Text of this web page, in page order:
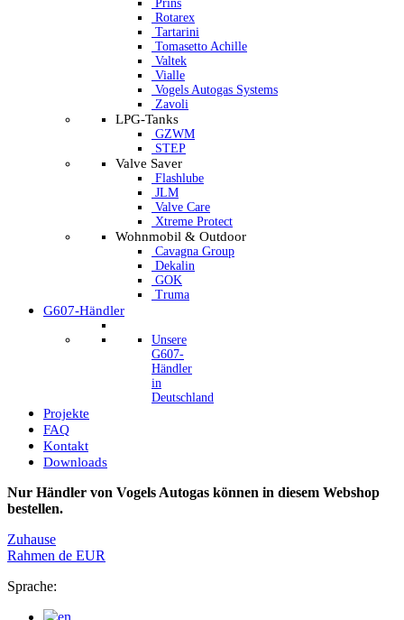
Prins
Rotarex
Tartarini
Tomasetto Achille
Valtek
Vialle
Vogels Autogas Systems
Zavoli
LPG-Tanks
GZWM
STEP
Valve Saver
Flashlube
JLM
Valve Care
Xtreme Protect
Wohnmobil & Outdoor
Cavagna Group
Dekalin
GOK
Truma
G607-Händler
Unsere
G607-
Händler
in
Deutschland
Projekte
FAQ
Kontakt
Downloads
Nur Händler von Vogels Autogas können in diesem Webshop
bestellen.
Zuhause
Rahmen de EUR
Sprache: